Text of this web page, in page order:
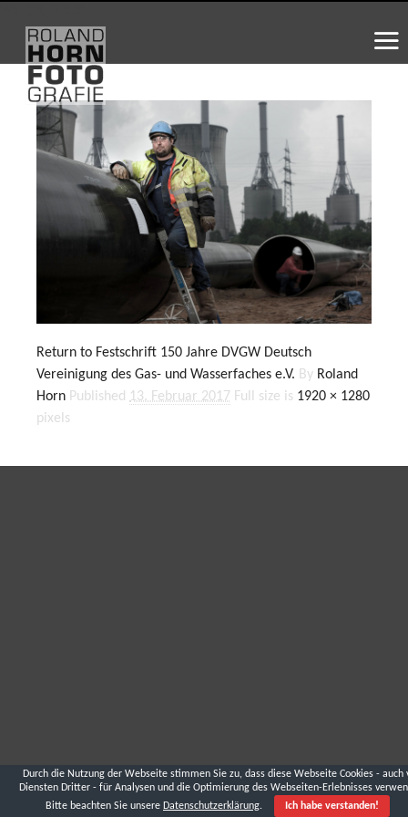
Return to Festschrift 150 Jahre DVGW Deutsch
Vereinigung des Gas- und Wasserfaches e.V. By Roland
Horn Published 13. Februar 2017 Full size is 1920 × 1280
pixels
Durch die Nutzung der Webseite stimmen Sie zu, dass diese Webseite Cookies - auch
Diensten Dritter - für Analysen und die Optimierung des Webseiten-Erlebnisses
Bitte beachten Sie unsere Datenschutzerklärung. Ich habe verstanden!